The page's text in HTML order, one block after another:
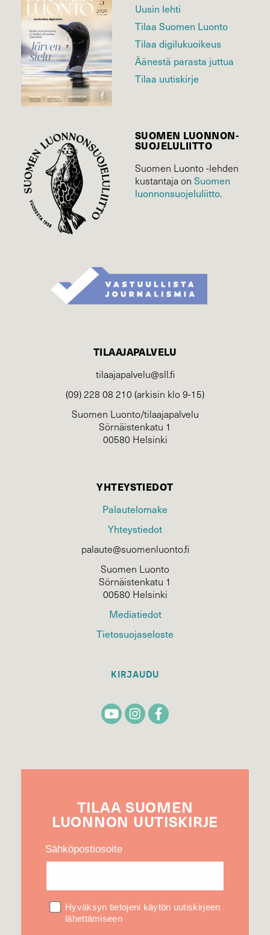
Uusin lehti
Tilaa Suomen Luonto
Tilaa digilukuoikeus
Äänestä parasta juttua
Tilaa uutiskirje
SUOMEN LUONNON­
SUOJELU­LIITTO
Suomen Luonto -lehden
kustantaja on Suomen
luonnonsuojelu­liitto.
TILAAJAPALVELU
tilaajapalvelu@sll.fi
(09) 228 08 210 (arkisin klo 9-15)
Suomen Luonto/tilaajapalvelu
Sörnäistenkatu 1
00580 Helsinki
YHTEYSTIEDOT
Palautelomake
Yhteystiedot
palaute@suomenluonto.fi
Suomen Luonto
Sörnäistenkatu 1
00580 Helsinki
Mediatiedot
Tietosuojaseloste
KIRJAUDU
TILAA SUOMEN
LUONNON UUTIS­KIRJE
Sähköpostiosoite
Hyväksyn tietojeni käytön uutiskirjeen
lähettämiseen